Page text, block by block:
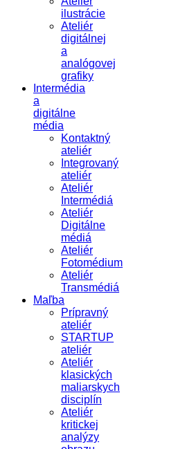
ilustrácie
Ateliér
digitálnej
a
analógovej
grafiky
Intermédia
a
digitálne
média
Kontaktný
ateliér
Integrovaný
ateliér
Ateliér
Intermédiá
Ateliér
Digitálne
médiá
Ateliér
Fotomédium
Ateliér
Transmédiá
Maľba
Prípravný
ateliér
STARTUP
ateliér
Ateliér
klasických
maliarskych
disciplín
Ateliér
kritickej
analýzy